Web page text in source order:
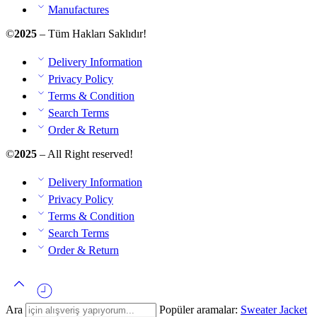
Manufactures
©2025 – Tüm Hakları Saklıdır!
Delivery Information
Privacy Policy
Terms & Condition
Search Terms
Order & Return
©2025 – All Right reserved!
Delivery Information
Privacy Policy
Terms & Condition
Search Terms
Order & Return
Ara Popüler aramalar: SweaterJacket